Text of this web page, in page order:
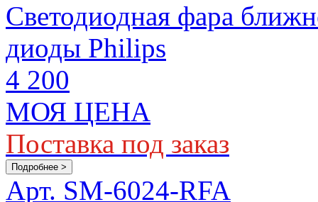
Светодиодная фара
диоды Philips
4 200
МОЯ ЦЕНА
Поставка под заказ
Подробнее >
Арт. SM-6024-RFA